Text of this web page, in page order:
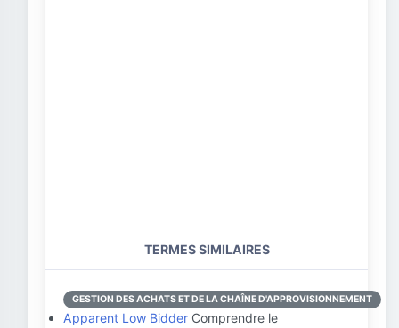
TERMES SIMILAIRES
GESTION DES ACHATS ET DE LA CHAÎNE D'APPROVISIONNEMENT
Apparent Low Bidder Comprendre le